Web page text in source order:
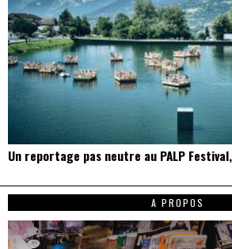
Un reportage pas neutre au PALP
A PROPOS